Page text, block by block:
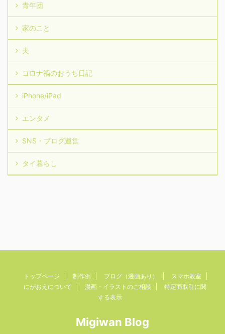
青年団
家のこと
夫
コロナ禍のおうち日記
iPhone/iPad
エンタメ
SNS・ブログ運営
タイ暮らし
トップページ 制作例 ブログ（漫画あり）
スマホ教室
にがおえについて
漫画・イラストのご相談
特定商取引に関
する表示
Migiwan Blog
Copyright© Migiwan Blog , 2026 All Rights